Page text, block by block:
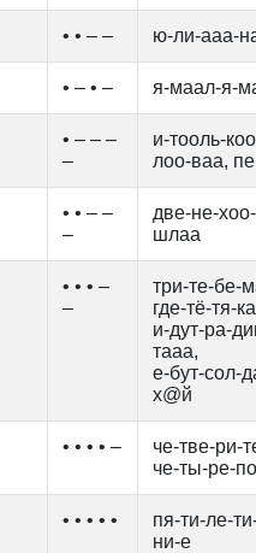
• • – – ю-ли-ааа-
• – • – я-маал-я-
• – – –
–
и-тооль-
лоо-ваа,
• • – –
–
две-не-
шлаа
• • • –
–
три-те-бе-
где-тё-тя-
и-дут-ра-
тааа,
е-бут-сол-
х@й
• • • • –
че-тве-ри-
че-ты-ре-
• • • • •
пя-ти-ле-
ни-е